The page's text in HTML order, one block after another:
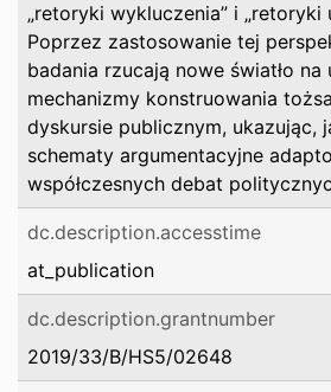
„retoryki wykluczenia” i „retoryki
Poprzez zastosowanie tej
badania rzucają nowe światło na
mechanizmy konstruowania
dyskursie publicznym, ukazując,
schematy argumentacyjne
współczesnych debat
dc.description.accesstime
at_publication
dc.description.grantnumber
2019/33/B/HS5/02648